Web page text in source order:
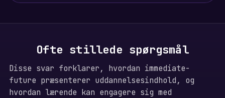
Ofte stillede spørgsmål
Disse svar forklarer, hvordan immediate-
future præsenterer uddannelsesindhold, og
hvordan lærende kan engagere sig med